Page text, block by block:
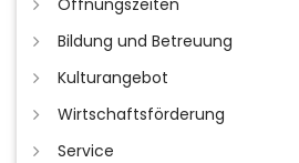
Öffnungszeiten
Bildung und Betreuung
Kulturangebot
Wirtschaftsförderung
Service